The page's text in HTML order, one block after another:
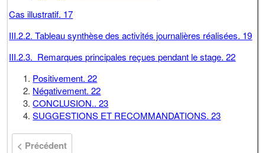
Cas illustratif. 17
III.2.2. Tableau synthèse des activités journalières réalisées. 19
III.2.3. Remarques principales reçues pendant le stage. 22
Positivement. 22
Négativement. 22
CONCLUSION.. 23
SUGGESTIONS ET RECOMMANDATIONS. 23
< Précédent